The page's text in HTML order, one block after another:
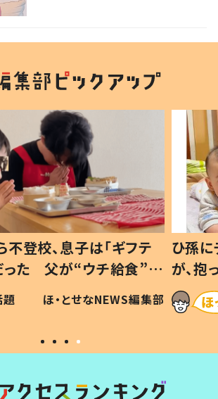
登校、息子は「ギフテ
った 父が“ウチ給食”を
ける理由とは #令和の親
題 ほ・とせなNEWS編集部
ひ孫
が、
「涙が
い」